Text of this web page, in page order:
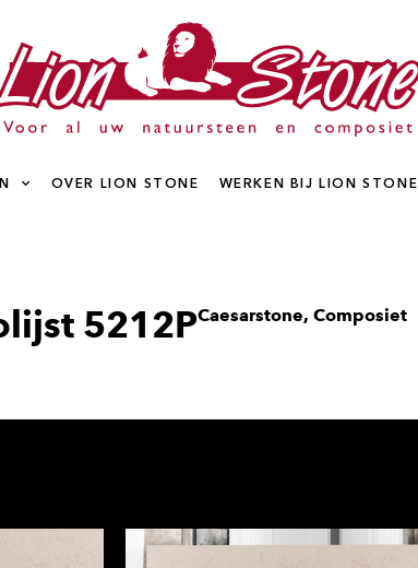
OVER LION STONE WERKEN BIJ LION STONE
5212PCaesarstone, Composiet